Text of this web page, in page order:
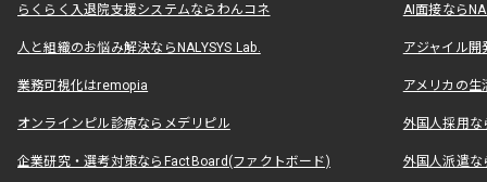
らくらく入退院支援システムならわんコネ AI面接なら
人と組織のお悩み解決ならNALYSYS Lab. アジャイル
業務可視化はremopia アメリカの
オンラインピル診療ならメデリピル 外国人採用
企業研究・選考対策ならFactBoard(ファクトボード) 外国人派遣な